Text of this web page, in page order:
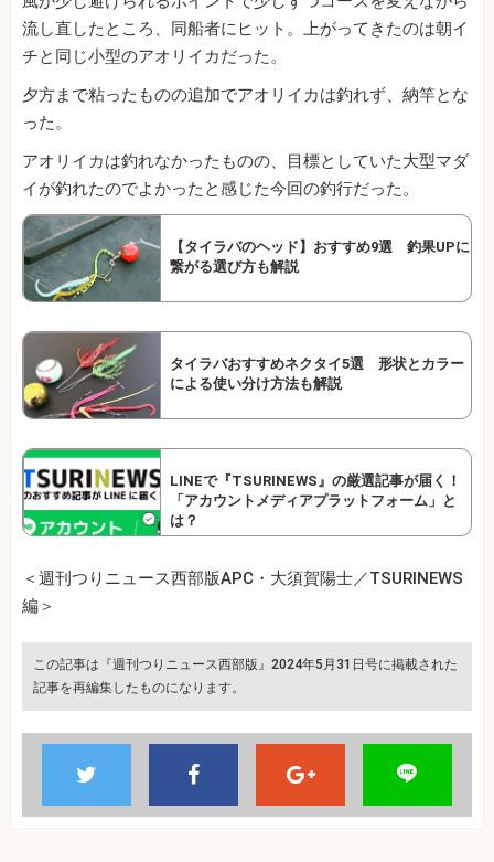
流し直したところ、同船者にヒット。上がってきたのは朝イ
チと同じ小型のアオリイカだった。
夕方まで粘ったものの追加でアオリイカは釣れず、納竿とな
った。
アオリイカは釣れなかったものの、目標としていた大型マダ
イが釣れたのでよかったと感じた今回の釣行だった。
【タイラバのヘッド】おすすめ9選 釣果UPに
繋がる選び方も解説
タイラバおすすめネクタイ5選 形状とカラー
による使い分け方法も解説
LINEで『TSURINEWS』の厳選記事が届く！
「アカウントメディアプラットフォーム」と
は？
＜週刊つりニュース西部版APC・大須賀陽士／TSURINEWS
編＞
この記事は『週刊つりニュース西部版』2024年5月31日号に掲載された
記事を再編集したものになります。